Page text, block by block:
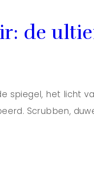
de
spiegel, het licht
Scrubben,